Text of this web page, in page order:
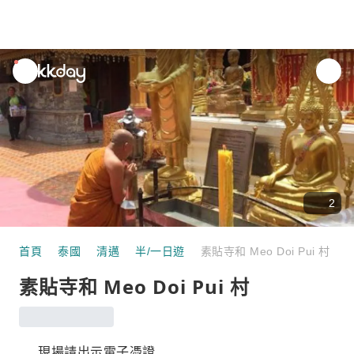
unread
notifications
2
首頁 泰國 清邁 半/一日遊 素貼寺和 Meo Doi Pui 村
素貼寺和 Meo Doi Pui 村